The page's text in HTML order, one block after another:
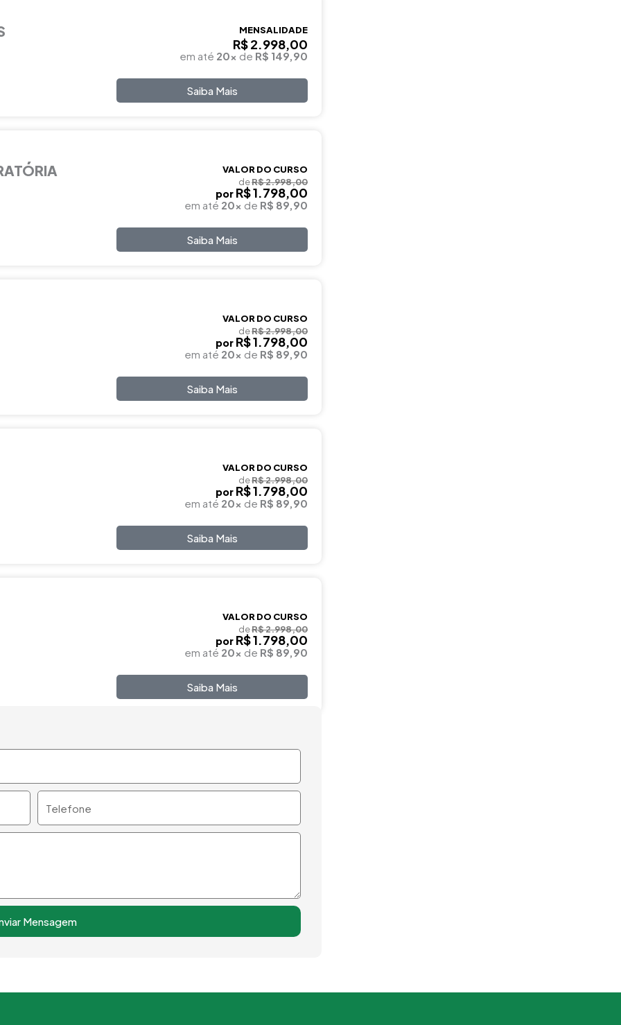
MENSALIDADE
R$ 2.998,00
em até 20x de R$ 149,90
Saiba Mais
VALOR DO CURSO
deR$ 2.998,00
por R$ 1.798,00
em até 20x de R$ 89,90
Saiba Mais
VALOR DO CURSO
deR$ 2.998,00
por R$ 1.798,00
em até 20x de R$ 89,90
Saiba Mais
VALOR DO CURSO
deR$ 2.998,00
por R$ 1.798,00
em até 20x de R$ 89,90
Saiba Mais
VALOR DO CURSO
deR$ 2.998,00
por R$ 1.798,00
em até 20x de R$ 89,90
Saiba Mais
Mensagem